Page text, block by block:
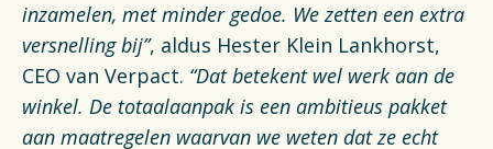
inzamelen, met minder gedoe. We zetten een extra
versnelling bij”, aldus Hester Klein Lankhorst,
CEO van Verpact. “Dat betekent wel werk aan de
winkel. De totaalaanpak is een ambitieus pakket
aan maatregelen waarvan we weten dat ze echt